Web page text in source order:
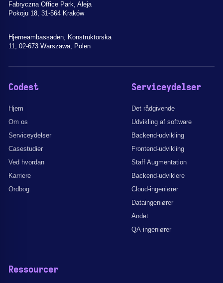
Fabryczna Office Park, Aleja
Pokoju 18, 31-564 Kraków
Hjerneambassaden, Konstruktorska
11, 02-673 Warszawa, Polen
Codest
Hjem
Om os
Serviceydelser
Casestudier
Ved hvordan
Karriere
Ordbog
Serviceydelser
Det rådgivende
Udvikling af software
Backend-udvikling
Frontend-udvikling
Staff Augmentation
Backend-udviklere
Cloud-ingeniører
Dataingeniører
Andet
QA-ingeniører
Ressourcer